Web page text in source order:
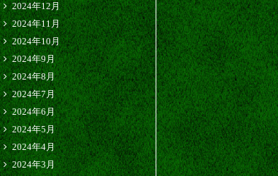
2024年12月
2024年11月
2024年10月
2024年9月
2024年8月
2024年7月
2024年6月
2024年5月
2024年4月
2024年3月